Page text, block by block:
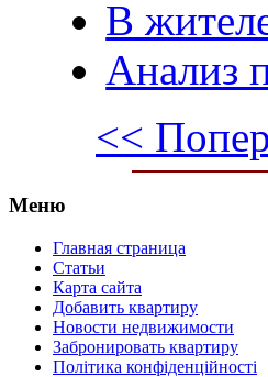
В
Анализ
<<
Меню
Главная страница
Статьи
Карта сайта
Добавить квартиру
Новости недвижимости
Забронировать квартиру
Політика конфіденційності